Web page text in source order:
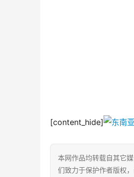
[content_hide]
本网作品均转载自其它
们致力于保护作者版权